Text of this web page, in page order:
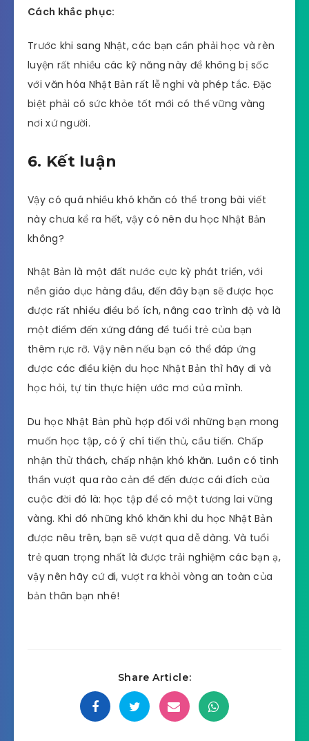
Cách khắc phục:
Trước khi sang Nhật, các bạn cần phải học và rèn
luyện rất nhiều các kỹ năng này để không bị sốc
với văn hóa Nhật Bản rất lễ nghi và phép tắc. Đặc
biệt phải có sức khỏe tốt mới có thể vững vàng
nơi xứ người.
6. Kết luận
Vậy có quá nhiều khó khăn có thể trong bài viết
này chưa kể ra hết, vậy có nên du học Nhật Bản
không?
Nhật Bản là một đất nước cực kỳ phát triển, với
nền giáo dục hàng đầu, đến đây bạn sẽ được học
được rất nhiều điều bổ ích, nâng cao trình độ và là
một điểm đến xứng đáng để tuổi trẻ của bạn
thêm rực rỡ. Vậy nên nếu bạn có thể đáp ứng
được các điều kiện du học Nhật Bản thì hãy đi và
học hỏi, tự tin thực hiện ước mơ của mình.
Du học Nhật Bản phù hợp đối với những bạn mong
muốn học tập, có ý chí tiến thủ, cầu tiến. Chấp
nhận thử thách, chấp nhận khó khăn. Luôn có tinh
thần vượt qua rào cản để đến được cái đích của
cuộc đời đó là: học tập để có một tương lai vững
vàng. Khi đó những khó khăn khi du học Nhật Bản
được nêu trên, bạn sẽ vượt qua dễ dàng. Và tuổi
trẻ quan trọng nhất là được trải nghiệm các bạn ạ,
vậy nên hãy cứ đi, vượt ra khỏi vòng an toàn của
bản thân bạn nhé!
Share Article: